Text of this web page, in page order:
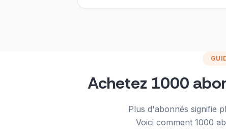
Achetez 1000
Plus d'abonnés signifie
Voici comment 1000